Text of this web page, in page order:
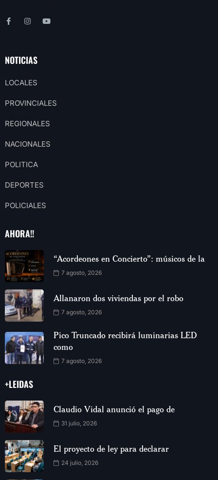
NOTICIAS
LOCALES
PROVINCIALES
REGIONALES
NACIONALES
POLITICA
DEPORTES
POLICIALES
AHORA!!
“Acordeones en Concierto”: músicos de la
7 agosto, 2026
Allanaron dos viviendas por el robo
7 agosto, 2026
Pico Truncado recibirá luminarias LED
como
7 agosto, 2026
+LEIDAS
Claudio Vidal anunció el pago de
31 julio, 2026
El proyecto de ley para declarar
24 julio, 2026